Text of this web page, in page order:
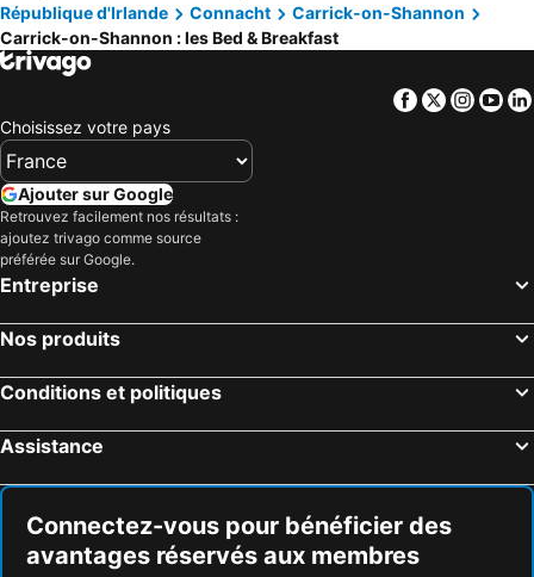
Belturbet, Bed and Breakfasts (B and B)
Keadue, Bed and Breakfasts (B and B)
Killeshandra, Bed and Breakfasts (B and B)
Manorhamilton, Bed and Breakfasts (B and B)
République d'Irlande
Connacht
Carrick-on-Shannon
Carrick-on-Shannon : les Bed & Breakfast
Facebook
Twitter
Choisissez votre pays
Ajouter sur Google
Retrouvez facilement nos résultats :
ajoutez trivago comme source
préférée sur Google.
Entreprise
Nos produits
Conditions et politiques
Assistance
Connectez-vous pour bénéficier des
avantages réservés aux membres